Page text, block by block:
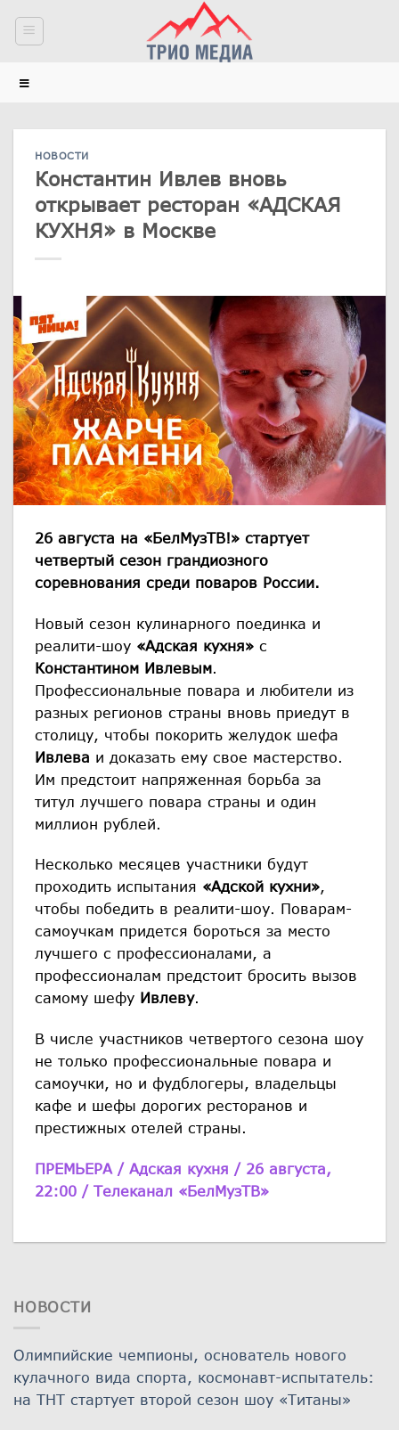
НОВОСТИ
Константин Ивлев вновь
открывает ресторан «АДСКАЯ
КУХНЯ» в Москве
26 августа на «БелМузТВ!» стартует
четвертый сезон грандиозного
соревнования среди поваров России.
Новый сезон кулинарного поединка и
реалити-шоу «Адская кухня» с
Константином Ивлевым
Профессиональные повара и любители из
разных регионов страны вновь приедут в
столицу, чтобы покорить желудок шефа
Ивлева и доказать ему свое мастерство.
Им предстоит напряженная борьба за
титул лучшего повара страны и один
миллион рублей.
Несколько месяцев участники будут
проходить испытания «Адской кухни»,
чтобы победить в реалити-шоу. Поварам-
самоучкам придется бороться за место
лучшего с профессионалами, а
профессионалам предстоит бросить вызов
самому шефу Ивлеву.
В числе участников четвертого сезона шоу
не только профессиональные повара и
самоучки, но и фудблогеры, владельцы
кафе и шефы дорогих ресторанов и
престижных отелей страны.
ПРЕМЬЕРА / Адская кухня / 26 августа,
22:00 / Телеканал «БелМузТВ»
НОВОСТИ
Олимпийские чемпионы, основатель нового
кулачного вида спорта, космонавт-испытатель:
на ТНТ стартует второй сезон шоу «Титаны»